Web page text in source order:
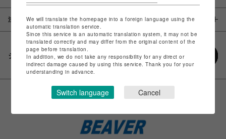
注意事項
シェアする
We will translate the homepage into a foreign language using the
automatic translation service.
Since this service is an automatic translation system, it may not be
translated correctly and may differ from the original content of the
page before translation.
In addition, we do not take any responsibility for any direct or
indirect damage caused by using this service. Thank you for your
understanding in advance.
Switch language Cancel